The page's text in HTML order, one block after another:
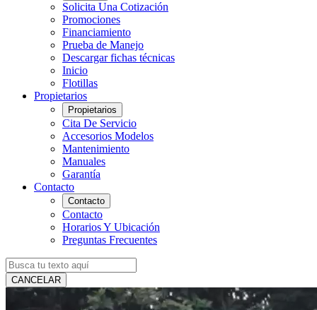
Solicita Una Cotización
Promociones
Financiamiento
Prueba de Manejo
Descargar fichas técnicas
Inicio
Flotillas
Propietarios
Propietarios
Cita De Servicio
Accesorios Modelos
Mantenimiento
Manuales
Garantía
Contacto
Contacto
Contacto
Horarios Y Ubicación
Preguntas Frecuentes
CANCELAR